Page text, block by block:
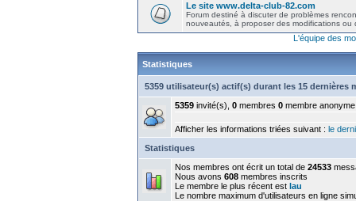
Le site www.delta-club-82.com
Forum destiné à discuter de problèmes
nouveautés, à proposer des modifications ou
L'équipe des
Statistiques
5359 utilisateur(s) actif(s) durant les 15 dernières
5359 invité(s), 0 membres 0 membre anonyme
Afficher les informations triées suivant : le
Statistiques
Nos membres ont écrit un total de 24533
Nous avons 608 membres inscrits
Le membre le plus récent est lau
Le nombre maximum d'utilisateurs en ligne